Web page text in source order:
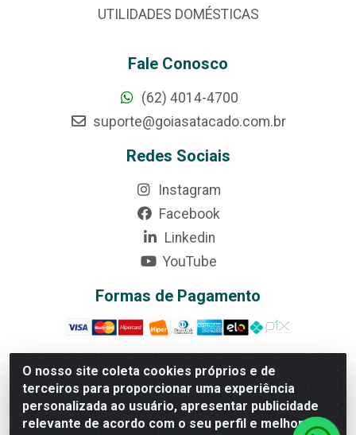
O nosso site coleta cookies próprios e de
terceiros para proporcionar uma experiência
personalizada ao usuário, apresentar publicidade
relevante de acordo com o seu perfil e melhorar a
UTILIDADES DOMÉSTICAS
Fale Conosco
(62) 4014-4700
suporte@goiasatacado.com.br
Redes Sociais
Instagram
Facebook
Linkedin
YouTube
Formas de Pagamento
Rede Brasil - Avenida Universitária, nº 3860, Jardim das
Américas II Etapa - Anápolis/GO - CEP 75070-415 -
CNPJ 07.728.073/0002-24